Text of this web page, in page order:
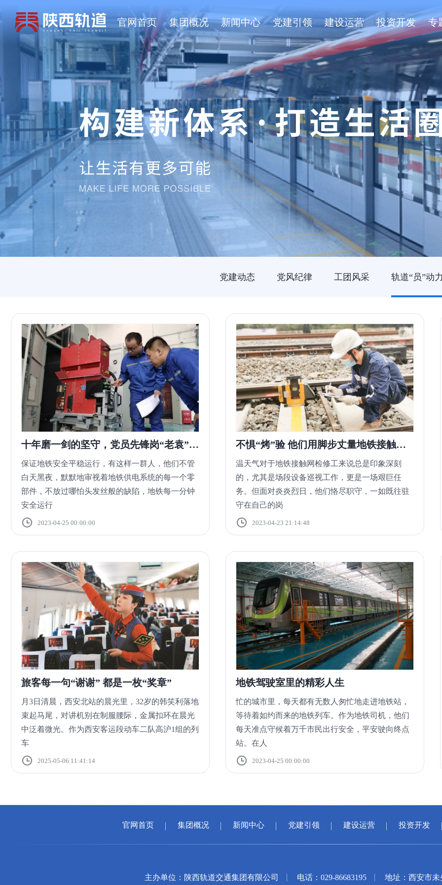
官网首页 集团概况 新闻中心 党建引领 建设运营 投资开发 专
党建动态 党风纪律 工团风采 轨道“员”动
十年磨一剑的坚守，党员先锋岗“老袁”做
榜样
保证地铁安全平稳运行，有这样一群人，他们不管
白天黑夜，默默地审视着地铁供电系统的每一个零
部件，不放过哪怕头发丝般的缺陷，地铁每一分钟
安全运行
2023-04-25 00:00:00
不惧“烤”验 他们用脚步丈量地铁接触网
线路
温天气对于地铁接触网检修工来说总是印象深刻
的，尤其是场段设备巡视工作，更是一场艰巨任
务。但面对炎炎烈日，他们恪尽职守，一如既往驻
守在自己的岗
2023-04-23 21:14:48
旅客每一句“谢谢” 都是一枚“奖章”
月3日清晨，西安北站的晨光里，32岁的韩笑利落地
束起马尾，对讲机别在制服腰际，金属扣环在晨光
中泛着微光。作为西安客运段动车二队高沪1组的列
车
2025-05-06 11:41:14
地铁驾驶室里的精彩人生
忙的城市里，每天都有无数人匆忙地走进地铁站，
等待着如约而来的地铁列车。作为地铁司机，他们
每天准点守候着万千市民出行安全，平安驶向终点
站。在人
2023-04-25 00:00:00
官网首页 集团概况 新闻中心 党建引领 建设运营 投资开发
主办单位：陕西轨道交通集团有限公司 电话：029-86683195 地址：西安市